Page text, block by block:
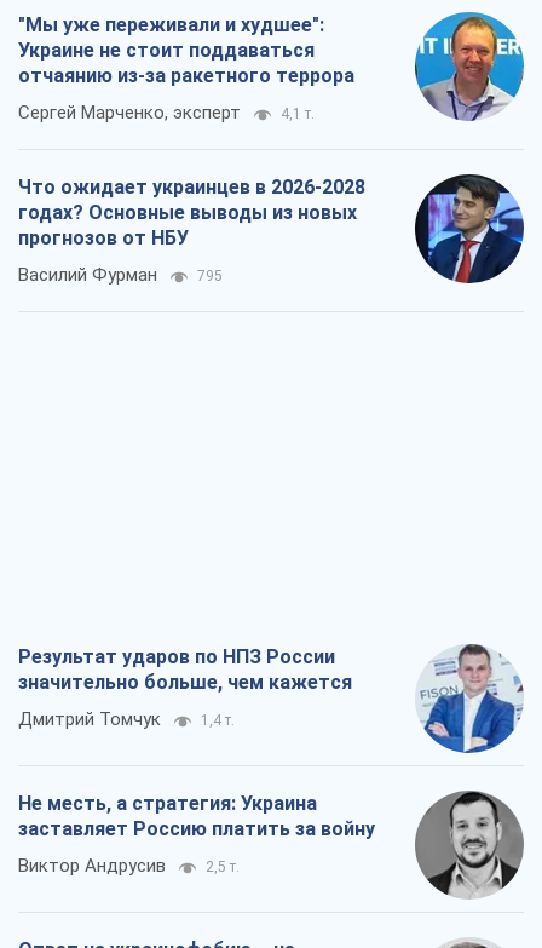
"Мы уже переживали и худшее":
Украине не стоит поддаваться
отчаянию из-за ракетного террора
Сергей Марченко, эксперт 4,1 т.
Что ожидает украинцев в 2026-2028
годах? Основные выводы из новых
прогнозов от НБУ
Василий Фурман 795
Результат ударов по НПЗ России
значительно больше, чем кажется
Дмитрий Томчук 1,4 т.
Не месть, а стратегия: Украина
заставляет Россию платить за войну
Виктор Андрусив 2,5 т.